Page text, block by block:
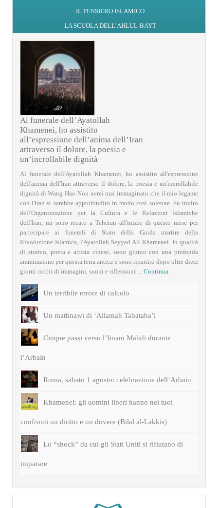
IL PENSIERO ISLAMICO
LA SCUOLA DELL’AHLUL-BAYT
Al funerale dell’Ayatollah
Khamenei, ho assistito
all’espressione dell’anima dell’Iran
attraverso il dolore, la poesia e
un’incrollabile dignità
Al funerale dell'Ayatollah Khamenei, ho assistito all'espressione
dell'anima dell'Iran attraverso il dolore, la poesia e un'incrollabile
dignità di Wang Hao Non avrei mai immaginato che il mio legame
con l'Iran si sarebbe approfondito in modo così solenne. Su invito
dell'Organizzazione per la Cultura e le Relazioni Islamiche
dell'Iran, mi sono recato a Teheran all'inizio di questo mese per
partecipare ai funerali di Stato della Guida martire della
Rivoluzione Islamica, l'Ayatollah Seyyed Ali Khamenei. In qualità
di storico, poeta e artista cinese, sono giunto con una profonda
ammirazione per questa terra antica e sono ripartito dopo oltre dieci
giorni ricchi di immagini, suoni e riflessioni ...
Continua
Un terribile errore di calcolo
Un mathnawi di ‘Allamah Tabataba’i
Cinque passi verso l’Imam Mahdi durante
l’Arbain
Roma, sabato 1 agosto: celebrazione dell’Arbain
Khamenei: gli uomini liberi hanno nei tuoi
confronti un diritto e un dovere (Bilal al-Lakkis)
Lo “shock” da cui gli Stati Uniti si rifiutano di
imparare